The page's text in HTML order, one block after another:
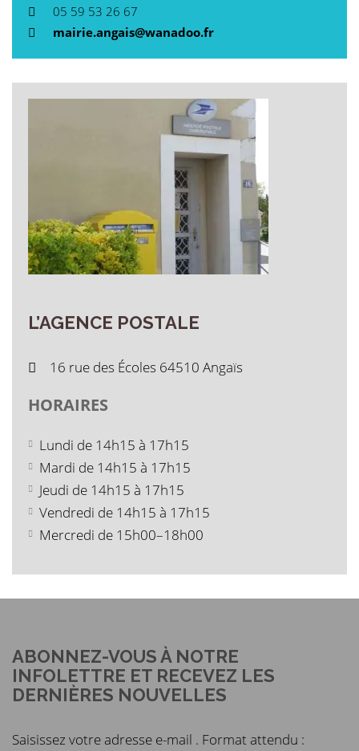
05 59 53 26 67
mairie.angais@wanadoo.fr
L’AGENCE POSTALE
16 rue des Écoles 64510 Angaïs
HORAIRES
Lundi de 14h15 à 17h15
Mardi de 14h15 à 17h15
Jeudi de 14h15 à 17h15
Vendredi de 14h15 à 17h15
Mercredi de 15h00–18h00
ABONNEZ-VOUS À NOTRE
INFOLETTRE ET RECEVEZ LES
DERNIÈRES NOUVELLES
Saisissez votre adresse e-mail . Format attendu :